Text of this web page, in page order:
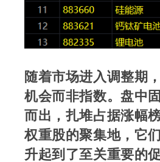
随着市场进入调整期
机会而非指数。盘中
而出，扎堆占据涨幅
权重股的聚集地，它
升起到了至关重要的